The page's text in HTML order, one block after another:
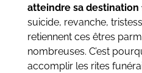
atteindre sa destination
suicide, revanche,
retiennent ces êtres
nombreuses. C’est
accomplir les rites